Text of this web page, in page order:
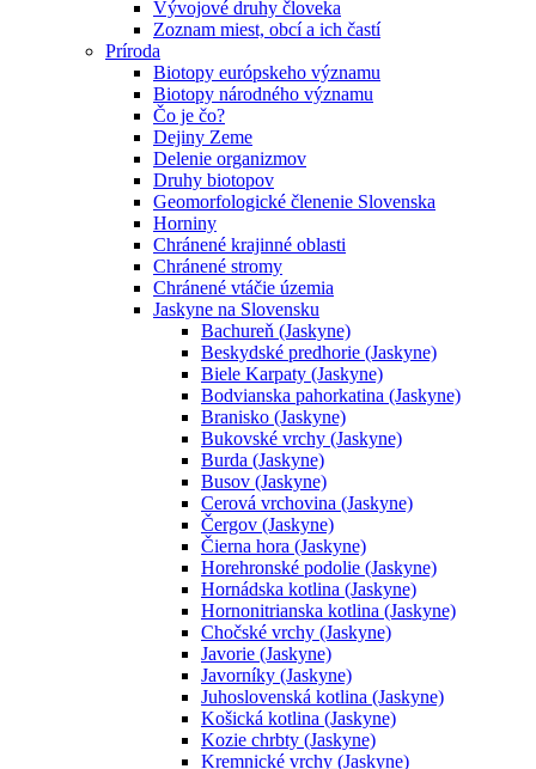
Vývojové druhy človeka
Zoznam miest, obcí a ich častí
Príroda
Biotopy európskeho významu
Biotopy národného významu
Čo je čo?
Dejiny Zeme
Delenie organizmov
Druhy biotopov
Geomorfologické členenie Slovenska
Horniny
Chránené krajinné oblasti
Chránené stromy
Chránené vtáčie územia
Jaskyne na Slovensku
Bachureň (Jaskyne)
Beskydské predhorie (Jaskyne)
Biele Karpaty (Jaskyne)
Bodvianska pahorkatina (Jaskyne)
Branisko (Jaskyne)
Bukovské vrchy (Jaskyne)
Burda (Jaskyne)
Busov (Jaskyne)
Cerová vrchovina (Jaskyne)
Čergov (Jaskyne)
Čierna hora (Jaskyne)
Horehronské podolie (Jaskyne)
Hornádska kotlina (Jaskyne)
Hornonitrianska kotlina (Jaskyne)
Chočské vrchy (Jaskyne)
Javorie (Jaskyne)
Javorníky (Jaskyne)
Juhoslovenská kotlina (Jaskyne)
Košická kotlina (Jaskyne)
Kozie chrbty (Jaskyne)
Kremnické vrchy (Jaskyne)